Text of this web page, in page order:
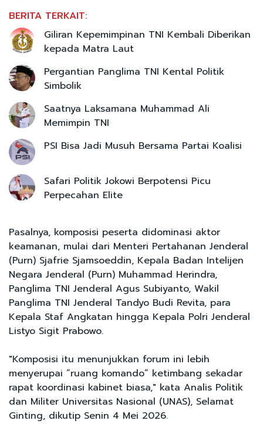
BERITA TERKAIT:
Giliran Kepemimpinan TNI Kembali Diberikan
kepada Matra Laut
Pergantian Panglima TNI Kental Politik
Simbolik
Saatnya Laksamana Muhammad Ali
Memimpin TNI
PSI Bisa Jadi Musuh Bersama Partai Koalisi
Safari Politik Jokowi Berpotensi Picu
Perpecahan Elite
Pasalnya, komposisi peserta didominasi aktor
keamanan, mulai dari Menteri Pertahanan Jenderal
(Purn) Sjafrie Sjamsoeddin, Kepala Badan Intelijen
Negara Jenderal (Purn) Muhammad Herindra,
Panglima TNI Jenderal Agus Subiyanto, Wakil
Panglima TNI Jenderal Tandyo Budi Revita, para
Kepala Staf Angkatan hingga Kepala Polri Jenderal
Listyo Sigit Prabowo.
"Komposisi itu menunjukkan forum ini lebih
menyerupai “ruang komando” ketimbang sekadar
rapat koordinasi kabinet biasa," kata Analis Politik
dan Militer Universitas Nasional (UNAS), Selamat
Ginting, dikutip Senin 4 Mei 2026.